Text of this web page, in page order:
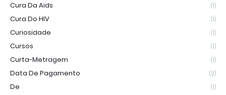
Cura Da Aids (1)
Cura Do HIV (1)
Curiosidade (1)
Cursos (1)
Curta-Metragem (1)
Data De Pagamento (2)
De (1)